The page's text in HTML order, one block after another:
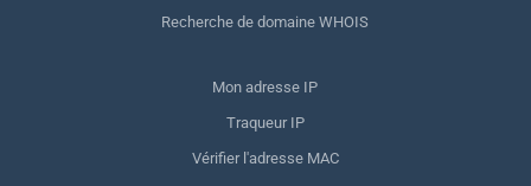
Recherche de domaine WHOIS
Mon adresse IP
Traqueur IP
Vérifier l'adresse MAC